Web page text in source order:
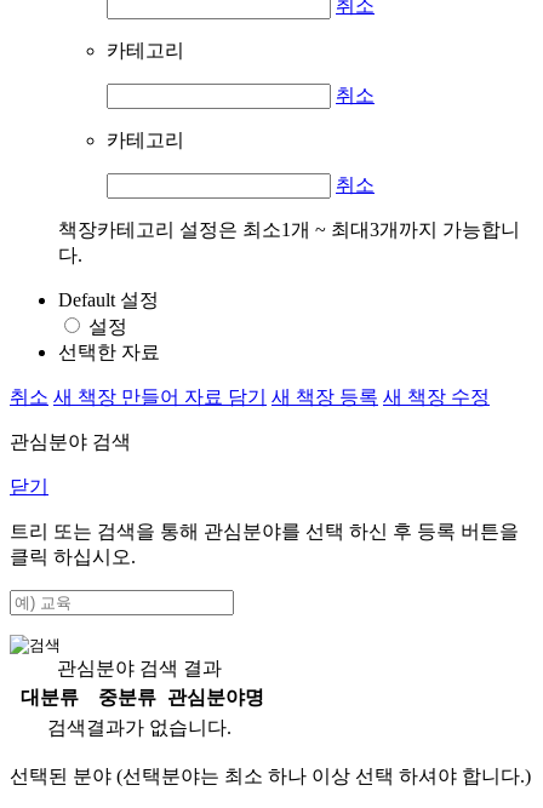
취소
카테고리
취소
카테고리
취소
책장카테고리 설정은 최소1개 ~ 최대3개까지 가능합니
다.
Default 설정
설정
선택한 자료
취소 새 책장 만들어 자료 담기 새 책장 등록 새 책장 수정
관심분야 검색
닫기
트리 또는 검색을 통해 관심분야를 선택 하신 후 등록 버튼을
클릭 하십시오.
관심분야 검색 결과
대분류
중분류
관심분야명
검색결과가 없습니다.
선택된 분야 (선택분야는 최소 하나 이상 선택 하셔야 합니다.)